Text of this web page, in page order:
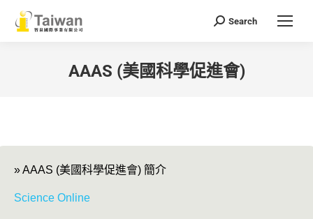
Search:
Search
AAAS (美國科學促進會)
» AAAS (美國科學促進會) 簡介
Science Online